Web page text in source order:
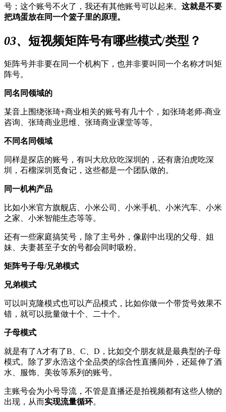
号；这个账号不火了，我还有其他账号可以起来。 这就是不要
把鸡蛋放在同一个篮子里的原理。
03、 短视频矩阵号有哪些模式/类型？
矩阵号并非要在同一个机构下，也并非要叫同一个名称才叫矩
阵号。
同名同领域的
某音上围绕张琦+商业相关的账号有几十个，如张琦老师-商业
咨询、张琦商业思维、张琦商业课堂等等。
不同名同领域
同样是探店的账号，有叫大欣欣吃深圳的，还有唐泊虎吃深
圳，石榴深圳觅食记，这些都是一个团队做的。
同一机构产品
比如小米官方旗舰店、小米公司、小米手机、小米汽车、小米
之家、小米智能生态等等。
还有一些家庭搞笑号，除了主号外，像剧中出现的父母、姐
妹、夫妻甚至子女的号都会同时吸粉。
矩阵号子母/兄弟模式
兄弟模式
可以叫克隆模式也可以产品模式，比如你做一个带货号效果不
错，就可以批量做十个、二十个。
子母模式
就是有了A才有了B、C、D，比如交个朋友就是最典型的子母
模式。除了罗永浩这个全品类的综合性直播间外，还延伸了酒
水、服饰、美妆等系列的账号。
主账号会为小号导流，不管是直播还是拍视频都有这些人物的
出现，从而实现流量循环。